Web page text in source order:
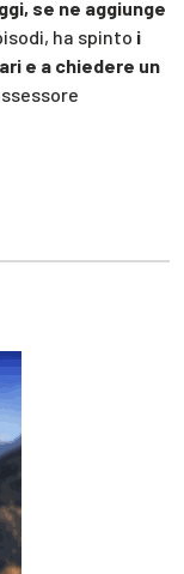
se ne aggiunge
ha spinto i
e a chiedere un